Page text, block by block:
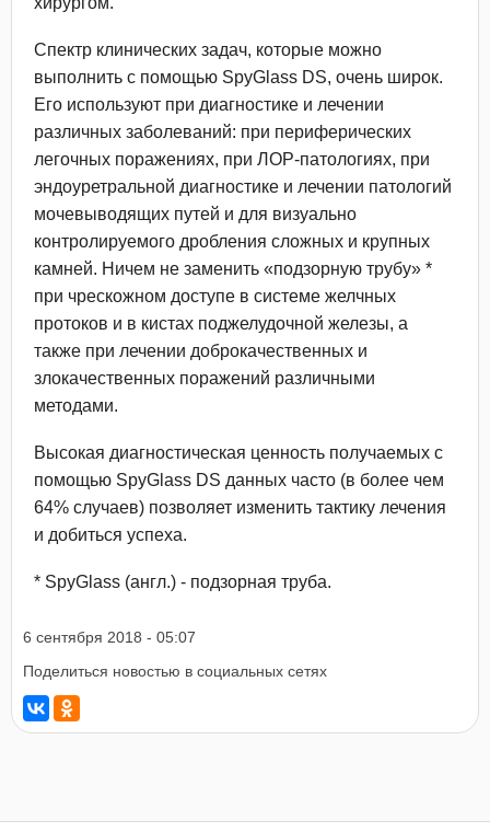
Спектр клинических задач, которые можно
выполнить с помощью SpyGlass DS, очень широк.
Его используют при диагностике и лечении
различных заболеваний: при периферических
легочных поражениях, при ЛОР-патологиях, при
эндоуретральной диагностике и лечении патологий
мочевыводящих путей и для визуально
контролируемого дробления сложных и крупных
камней. Ничем не заменить «подзорную трубу» *
при чрескожном доступе в системе желчных
протоков и в кистах поджелудочной железы, а
также при лечении доброкачественных и
злокачественных поражений различными
методами.
Высокая диагностическая ценность получаемых с
помощью SpyGlass DS данных часто (в более чем
64% случаев) позволяет изменить тактику лечения
и добиться успеха.
* SpyGlass (англ.) - подзорная труба.
6 сентября 2018 - 05:07
Поделиться новостью в социальных сетях